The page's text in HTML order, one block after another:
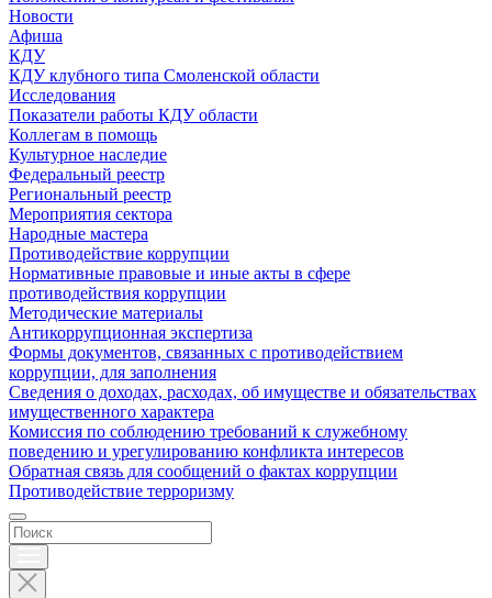
Новости
Афиша
КДУ
КДУ клубного типа Смоленской области
Исследования
Показатели работы КДУ области
Коллегам в помощь
Культурное наследие
Федеральный реестр
Региональный реестр
Мероприятия сектора
Народные мастера
Противодействие коррупции
Нормативные правовые и иные акты в сфере
противодействия коррупции
Методические материалы
Антикоррупционная экспертиза
Формы документов, связанных с противодействием
коррупции, для заполнения
Сведения о доходах, расходах, об имуществе и обязательствах
имущественного характера
Комиссия по соблюдению требований к служебному
поведению и урегулированию конфликта интересов
Обратная связь для сообщений о фактах коррупции
Противодействие терроризму